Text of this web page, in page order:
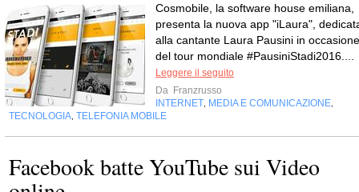
Cosmobile, la software house emiliana,
presenta la nuova app "iLaura",
alla cantante Laura Pausini in occasione
del tour mondiale #PausiniStadi2016....
Leggere il seguito
Da Franzrusso
INTERNET MEDIA E COMUNICAZIONE
TECNOLOGIA TELEFONIA MOBILE
Facebook batte YouTube sui Video